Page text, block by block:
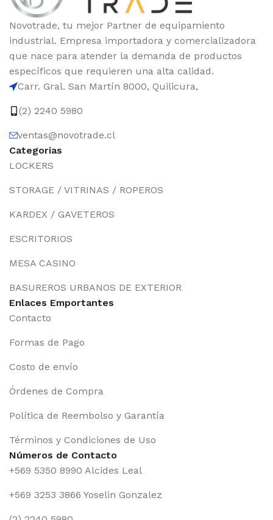
Novotrade, tu mejor Partner de equipamiento
industrial. Empresa importadora y comercializadora
que nace para atender la demanda de productos
específicos que requieren una alta calidad.
Carr. Gral. San Martín 8000, Quilicura,
(2) 2240 5980
ventas@novotrade.cl
Categorias
LOCKERS
STORAGE / VITRINAS / ROPEROS
KARDEX / GAVETEROS
ESCRITORIOS
MESA CASINO
BASUREROS URBANOS DE EXTERIOR
Enlaces Emportantes
Contacto
Formas de Pago
Costo de envío
Órdenes de Compra
Política de Reembolso y Garantía
Términos y Condiciones de Uso
Números de Contacto
+569 5350 8990 Alcides Leal
+569 3253 3866 Yoselin Gonzalez